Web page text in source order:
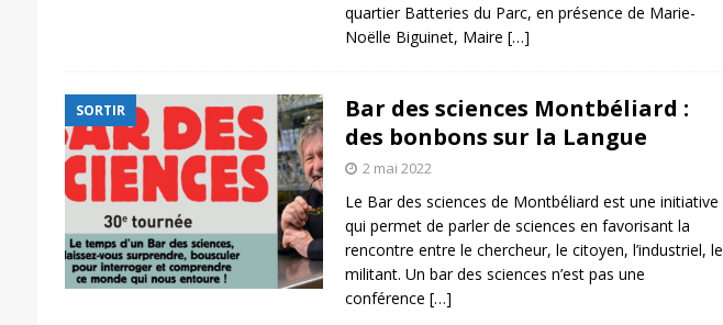
quartier Batteries du Parc, en présence de Marie-
Noëlle Biguinet, Maire […]
SORTIR
Bar des sciences Montbéliard :
des bonbons sur la Langue
2 mai 2022
Le Bar des sciences de Montbéliard est une initiative
qui permet de parler de sciences en favorisant la
rencontre entre le chercheur, le citoyen, l’industriel, le
militant. Un bar des sciences n’est pas une
conférence […]